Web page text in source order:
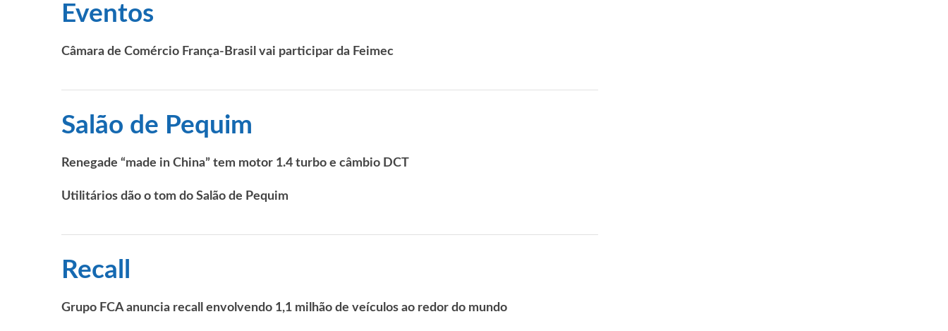
Eventos
Câmara de Comércio França-Brasil vai participar da Feimec
Salão de Pequim
Renegade “made in China” tem motor 1.4 turbo e câmbio DCT
Utilitários dão o tom do Salão de Pequim
Recall
Grupo FCA anuncia recall envolvendo 1,1 milhão de veículos ao redor do mundo